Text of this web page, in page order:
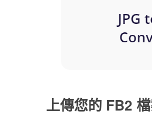
上傳您的 FB2 檔